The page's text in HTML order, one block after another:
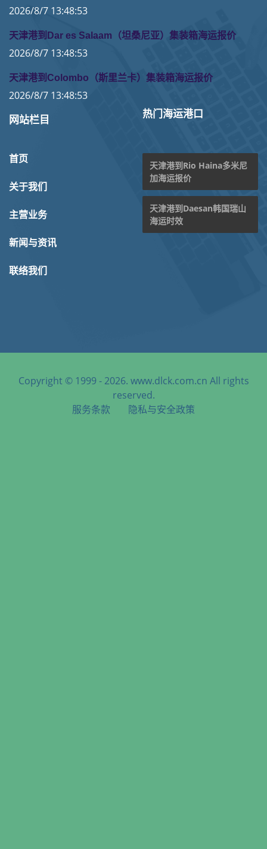
2026/8/7 13:48:53
天津港到Dar es Salaam（坦桑尼亚）集装箱海运报价
2026/8/7 13:48:53
天津港到Colombo（斯里兰卡）集装箱海运报价
2026/8/7 13:48:53
网站栏目
首页
关于我们
主营业务
新闻与资讯
联络我们
热门海运港口
天津港到Rio Haina多米尼
加海运报价
天津港到Daesan韩国瑞山
海运时效
Copyright © 1999 - 2026. www.dlck.com.cn All rights
reserved.
服务条款
隐私与安全政策